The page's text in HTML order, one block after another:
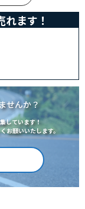
ます！
せんか？
しています！
お願いいたします。